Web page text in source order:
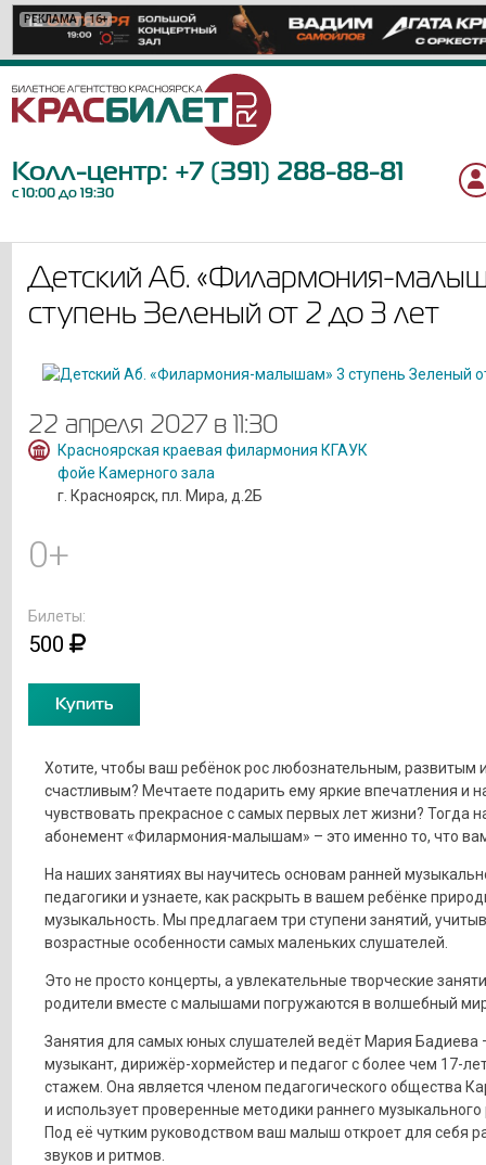
РЕКЛАМА 16+
РЕКЛАМА 6+
РЕКЛАМА 6+
РЕКЛАМА 18+
РЕКЛАМА 6+
РЕКЛАМА 6+
РЕКЛАМА 12+
РЕКЛАМА 12+
РЕКЛАМА 12+
РЕКЛАМА 12+
РЕКЛАМА 16+
РЕКЛАМА 12+
РЕКЛАМА 0+
РЕКЛАМА 12+
РЕКЛАМА 12+
РЕКЛАМА 12+
РЕКЛАМА 12+
РЕКЛАМА 6+
РЕКЛАМА 6+
РЕКЛАМА 18+
Колл-центр: +7 (391) 288-88-81
с 10:00 до 19:30
Детский Аб. «Филармония-
ступень Зеленый от 2 до 3 лет
22 апреля 2027 в 11:30
Красноярская краевая филармония КГАУК
фойе Камерного зала
г. Красноярск, пл. Мира, д.2Б
0+
Билеты:
500
Купить
Хотите, чтобы ваш ребёнок рос любознательным, развитым
счастливым? Мечтаете подарить ему яркие впечатления и
чувствовать прекрасное с самых первых лет жизни? Тогда
абонемент «Филармония-малышам» – это именно то, что
На наших занятиях вы научитесь основам ранней
педагогики и узнаете, как раскрыть в вашем ребёнке
музыкальность. Мы предлагаем три ступени занятий,
возрастные особенности самых маленьких слушателей.
Это не просто концерты, а увлекательные творческие
родители вместе с малышами погружаются в волшебный
Занятия для самых юных слушателей ведёт Мария Бадиева
музыкант, дирижёр-хормейстер и педагог с более чем 17-
стажем. Она является членом педагогического общества
и использует проверенные методики раннего музыкального
Под её чутким руководством ваш малыш откроет для себя
звуков и ритмов.